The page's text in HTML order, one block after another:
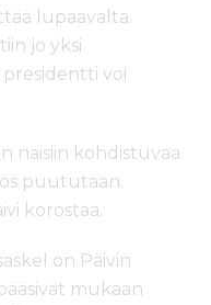
lupaavalta.
jo yksi
presidentti voi
naisiin kohdistuvaa
puututaan.
korostaa.
on Päivin
mukaan